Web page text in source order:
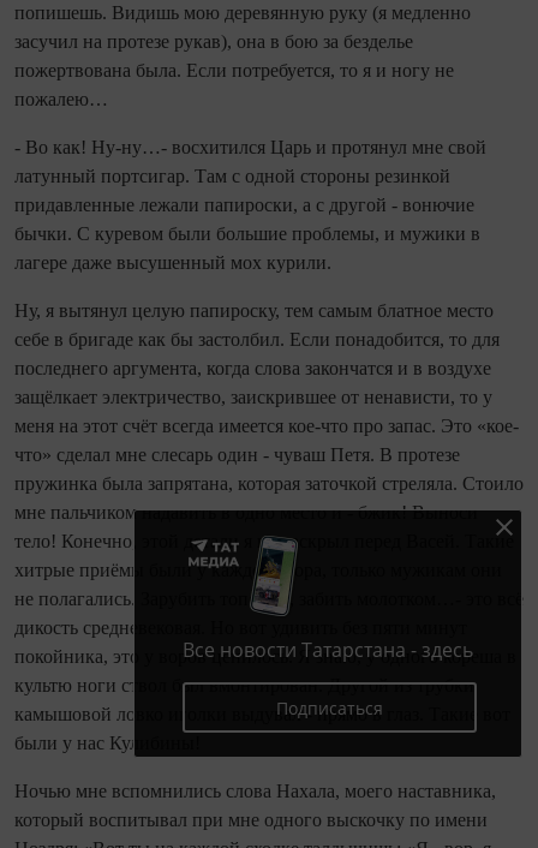
попишешь. Видишь мою деревянную руку (я медленно
засучил на протезе рукав), она в бою за безделье
пожертвована была. Если потребуется, то я и ногу не
пожалею…
- Во как! Ну-ну…- восхитился Царь и протянул мне свой
латунный портсигар. Там с одной стороны резинкой
придавленные лежали папироски, а с другой - вонючие
бычки. С куревом были большие проблемы, и мужики в
лагере даже высушенный мох курили.
Ну, я вытянул целую папироску, тем самым блатное место
себе в бригаде как бы застолбил. Если понадобится, то для
последнего аргумента, когда слова закончатся и в воздухе
защёлкает электричество, заискрившее от ненависти, то у
меня на этот счёт всегда имеется кое-что про запас. Это «кое-
что» сделал мне слесарь один - чуваш Петя. В протезе
пружинка была запрятана, которая заточкой стреляла. Стоило
мне пальчиком надавить в одно место и - бжик! Выноси
тело! Конечно, этой детали я не раскрыл перед Васей. Такие
хитрые приёмы были у каждого вора, только мужикам они
не полагались. Зарубить топором, забить молотком…- это всё
дикость средневековая. Но вот удивить без пяти минут
покойника, это у воров ценилось. Я знаю, у одного кореша в
культю ноги ствол был вмонтирован. Другой из трубки
камышовой ловко иголки выдувал - прямо в глаз. Такие вот
были у нас Кулибины!
Ночью мне вспомнились слова Нахала, моего наставника,
который воспитывал при мне одного выскочку по имени
Все новости Татарстана - здесь
Подписаться